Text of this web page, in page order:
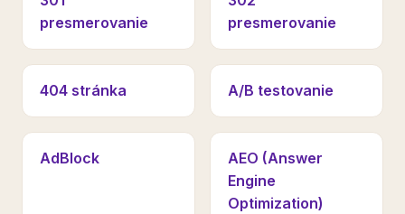
presmerovanie
presmerovanie
404 stránka A/B testovanie
AdBlock
AEO (Answer
Engine
Optimization)